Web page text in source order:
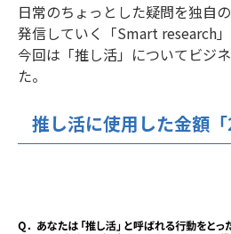
日常のちょっとした疑問を独自
発信していく「Smart research」
今回は「推し活」についてビジ
た。
推し活に使用した金額